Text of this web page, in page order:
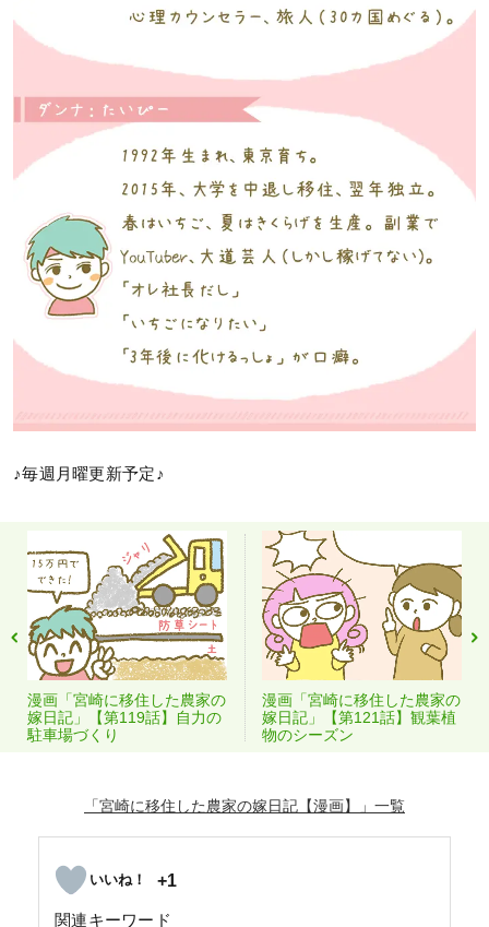
♪毎週月曜更新予定♪
漫画「宮崎に移住した農家の
嫁日記」【第119話】自力の
駐車場づくり
漫画「宮崎に移住した農家の
嫁日記」【第121話】観葉植
物のシーズン
「宮崎に移住した農家の嫁日記【漫画】」
+1
関連キーワード